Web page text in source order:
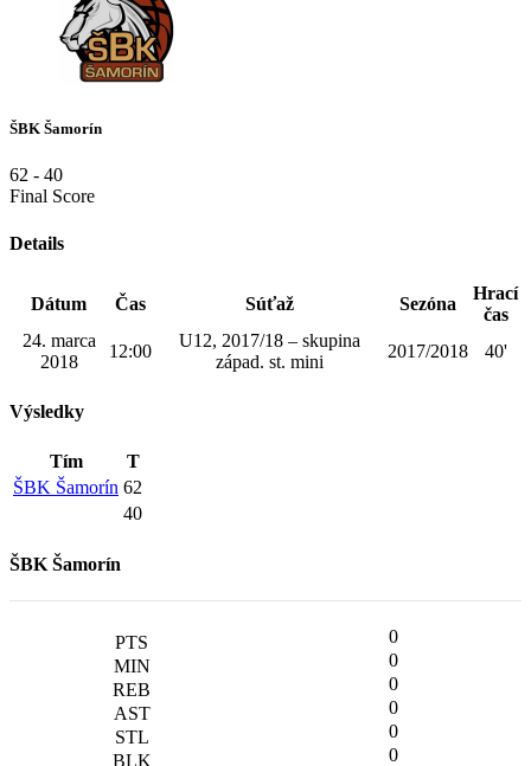
ŠBK Šamorín
62 - 40
Final Score
Details
Dátum Čas Súťaž Sezóna
Hrací
čas
24. marca
2018
12:00
U12, 2017/18 – skupina
západ. st. mini
2017/2018 40'
Výsledky
Tím
T
ŠBK Šamorín 62
40
ŠBK Šamorín
0
0
0
0
0
0